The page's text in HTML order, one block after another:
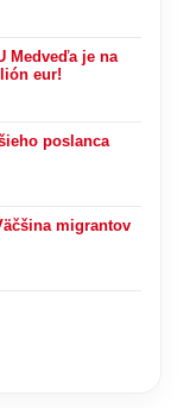
Medveďa je na
eur!
poslanca
migrantov